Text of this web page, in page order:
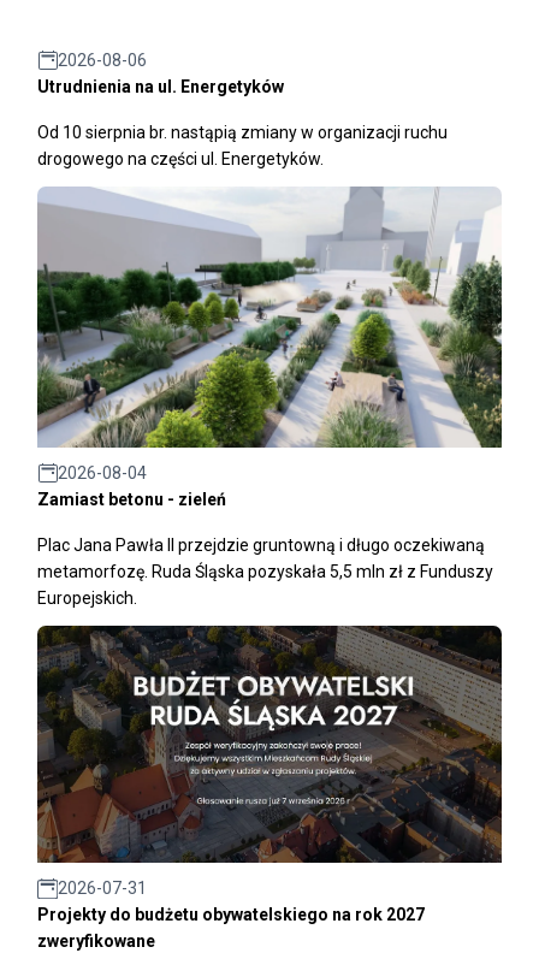
2026-08-06
Utrudnienia na ul. Energetyków
Od 10 sierpnia br. nastąpią zmiany w organizacji ruchu
drogowego na części ul. Energetyków.
2026-08-04
Zamiast betonu - zieleń
Plac Jana Pawła II przejdzie gruntowną i długo oczekiwaną
metamorfozę. Ruda Śląska pozyskała 5,5 mln zł z Funduszy
Europejskich.
2026-07-31
Projekty do budżetu obywatelskiego na rok 2027
zweryfikowane